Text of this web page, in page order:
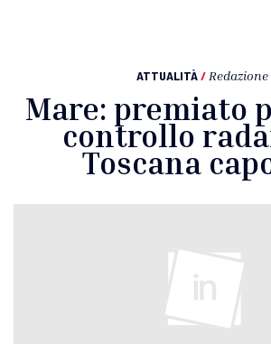
ATTUALITÀ/ Redazione
Mare: premiato
controllo
Toscana